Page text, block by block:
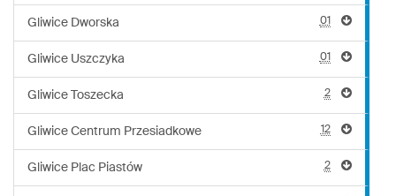
Gliwice Dworska 01
Gliwice Uszczyka 01
Gliwice Toszecka 2
Gliwice Centrum Przesiadkowe 12
Gliwice Plac Piastów 2